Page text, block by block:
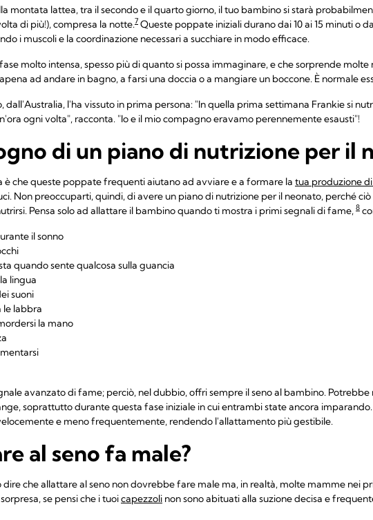
montata lattea, tra il secondo e il quarto giorno, il tuo bambino si starà
di più!), compresa la notte.7 Queste poppate iniziali durano dai 10 ai 15 minuti o
i muscoli e la coordinazione necessari a succhiare in modo efficace.
molto intensa, spesso più di quanto si possa immaginare, e che sorprende
ad andare in bagno, a farsi una doccia o a mangiare un boccone. È normale
dall'Australia, l'ha vissuto in prima persona: "In quella prima settimana Frankie si
ogni volta", racconta. "Io e il mio compagno eravamo perennemente esausti"!
di un piano di nutrizione per il
è che queste poppate frequenti aiutano ad avviare e a formare la tua produzione
Non preoccuparti, quindi, di avere un piano di nutrizione per il neonato, perché
Pensa solo ad allattare il bambino quando ti mostra i primi segnali di fame, 8
il sonno
quando sente qualcosa sulla guancia
lingua
suoni
le labbra
la mano
avanzato di fame; perciò, nel dubbio, offri sempre il seno al bambino.
soprattutto durante questa fase iniziale in cui entrambi state ancora
e meno frequentemente, rendendo l'allattamento più gestibile.
al seno fa male?
dire che allattare al seno non dovrebbe fare male ma, in realtà, molte mamme nei
se pensi che i tuoicapezzoli non sono abituati alla suzione decisa e